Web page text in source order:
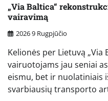
„Via Baltica“
vairavimą
2026 9 Rugpjūčio
Kelionės per Lietuvą „Via
vairuotojams jau seniai
eismu, bet ir nuolatiniais
svarbiausių transporto